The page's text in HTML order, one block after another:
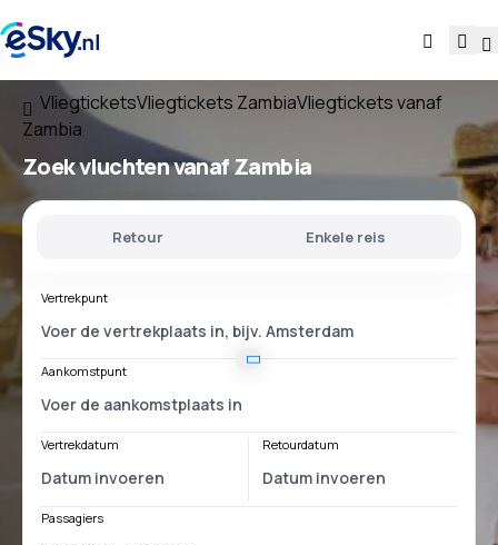
VliegticketsVliegtickets ZambiaVliegtickets vanaf
Zambia
Zoek vluchtenvanaf Zambia
Retour Enkele reis
Vertrekpunt
Aankomstpunt
Vertrekdatum Retourdatum
Passagiers